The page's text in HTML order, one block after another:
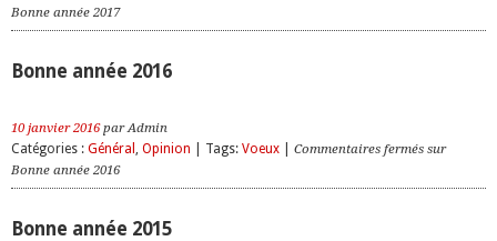
Bonne année 2017
Bonne année 2016
10 janvier 2016par Admin
Catégories : Général , Opinion | Tags: Voeux Commentaires fermés sur
Bonne année 2016
Bonne année 2015